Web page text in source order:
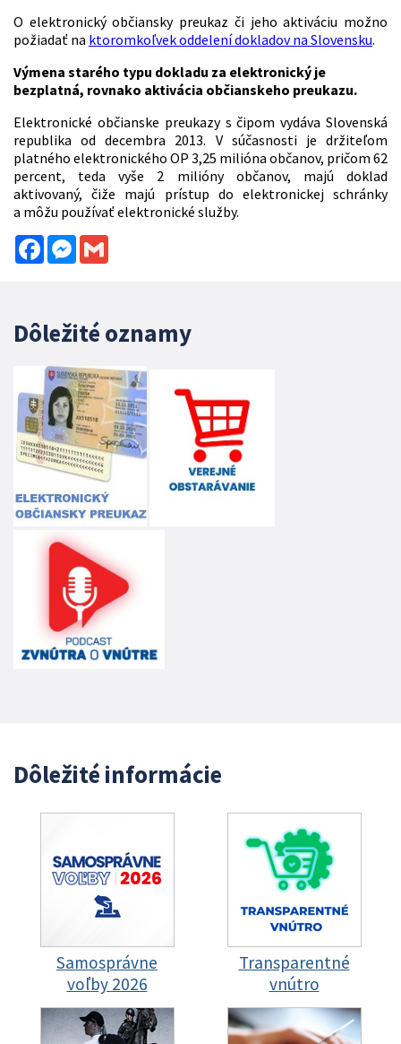
O elektronický občiansky preukaz či jeho aktiváciu možno
požiadať na ktoromkoľvek oddelení dokladov na Slovensku.
Výmena starého typu dokladu za elektronický je
bezplatná, rovnako aktivácia občianskeho preukazu.
Elektronické občianske preukazy s čipom vydáva Slovenská
republika od decembra 2013. V súčasnosti je držiteľom
platného elektronického OP 3,25 milióna občanov, pričom 62
percent, teda vyše 2 milióny občanov, majú doklad
aktivovaný, čiže majú prístup do elektronickej schránky
a môžu používať elektronické služby.
FacebookMessenger
Dôležité oznamy
Dôležité informácie
Samosprávne
voľby 2026
Transparentné
vnútro